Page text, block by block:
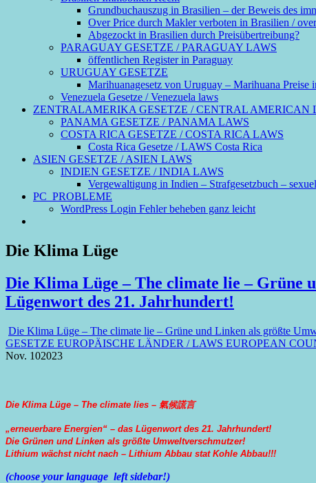
Grundbuchauszug in Brasilien – der Beweis des
Over Price durch Makler verboten in Brasilien /
Abgezockt in Brasilien durch Preisübertreibung?
PARAGUAY GESETZE / PARAGUAY LAWS
öffentlichen Register in Paraguay
URUGUAY GESETZE
Marihuanagesetz von Uruguay – Marihuana Preise
Venezuela Gesetze / Venezuela laws
ZENTRALAMERIKA GESETZE / CENTRAL AMERICAN
PANAMA GESETZE / PANAMA LAWS
COSTA RICA GESETZE / COSTA RICA LAWS
Costa Rica Gesetze / LAWS Costa Rica
ASIEN GESETZE / ASIEN LAWS
INDIEN GESETZE / INDIA LAWS
Vergewaltigung in Indien – Strafgesetzbuch –
PC_PROBLEME
WordPress Login Fehler beheben ganz leicht
Die Klima Lüge
Die Klima Lüge – The climate lie – Grüne
Lügenwort des 21. Jahrhundert!
Die Klima Lüge – The climate lie – Grüne und Linken als größte
GESETZE EUROPÄISCHE LÄNDER / LAWS EUROPEAN
Nov. 102023
Die Klima Lüge – The climate lies – 氣候謊言
„erneuerbare Energien“ – das Lügenwort des 21. Jahrhundert!
Die Grünen und Linken als größte Umweltverschmutzer!
Lithium wächst nicht nach – Lithium Abbau stat Kohle Abbau!!!
(choose your language left sidebar!)